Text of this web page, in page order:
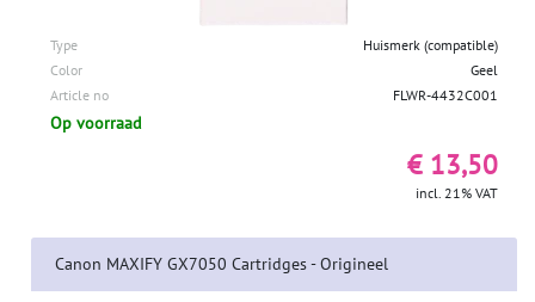
Type
Huismerk (compatible)
Color
Geel
Article no
FLWR-4432C001
Op voorraad
€ 13,50
incl. 21% VAT
Canon MAXIFY GX7050 Cartridges - Origineel